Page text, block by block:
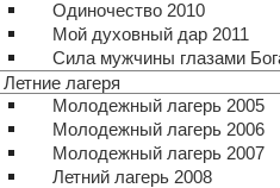
Одиночество 2010
Мой духовный дар 2011
Сила мужчины глазами
Летние лагеря
Молодежный лагерь 2005
Молодежный лагерь 2006
Молодежный лагерь 2007
Летний лагерь 2008